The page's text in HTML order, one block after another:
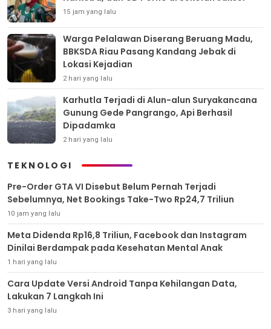
15 jam yang lalu
Warga Pelalawan Diserang Beruang Madu,
BBKSDA Riau Pasang Kandang Jebak di
Lokasi Kejadian
2 hari yang lalu
Karhutla Terjadi di Alun-alun Suryakancana
Gunung Gede Pangrango, Api Berhasil
Dipadamka
2 hari yang lalu
TEKNOLOGI
Pre-Order GTA VI Disebut Belum Pernah Terjadi
Sebelumnya, Net Bookings Take-Two Rp24,7 Triliun
10 jam yang lalu
Meta Didenda Rp16,8 Triliun, Facebook dan Instagram
Dinilai Berdampak pada Kesehatan Mental Anak
1 hari yang lalu
Cara Update Versi Android Tanpa Kehilangan Data,
Lakukan 7 Langkah Ini
3 hari yang lalu